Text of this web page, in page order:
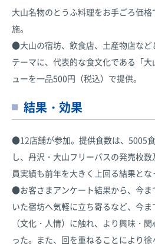
大山名物のとうふ料理をお手ごろ価
施。
●大山の宿坊、飲食店、土産物店など
テーマに、代表的な食文化である「
ューを一品500円（税込）で提供。
結果・効果
●12店舗が参加。提供食数は、5005
し、丹沢・大山フリーパスの発売枚
員実績も前年を大きく上回る結果とな
●お客さまアンケート結果から、今ま
いた宿坊へ気軽に立ち寄るなど、今
（文化・人情）に触れ、より興味・
った。また、回を重ねることにより